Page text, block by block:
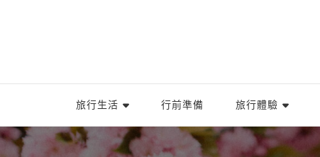
旅行生活 行前準備 旅行體驗